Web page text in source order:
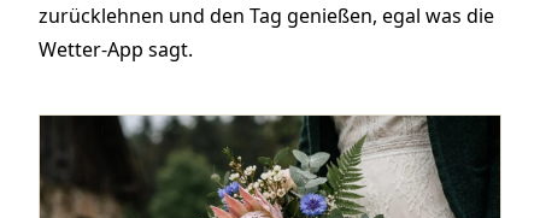
zurücklehnen und den Tag genießen, egal was die
Wetter-App sagt.